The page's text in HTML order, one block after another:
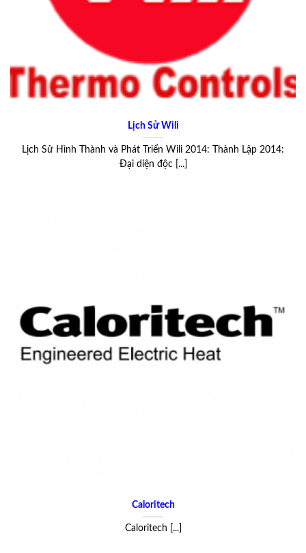
Lịch Sử Wili
Lịch Sử Hình Thành và Phát Triển Wili 2014: Thành Lập 2014:
Đại diện độc [...]
Caloritech
Caloritech [...]